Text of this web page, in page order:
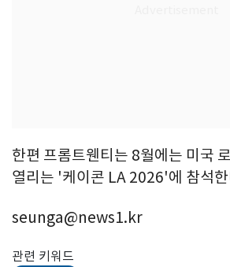
한편 프롬트웬티는 8월에는 미국
열리는 '케이콘 LA 2026'에 참석
seunga@news1.kr
관련 키워드